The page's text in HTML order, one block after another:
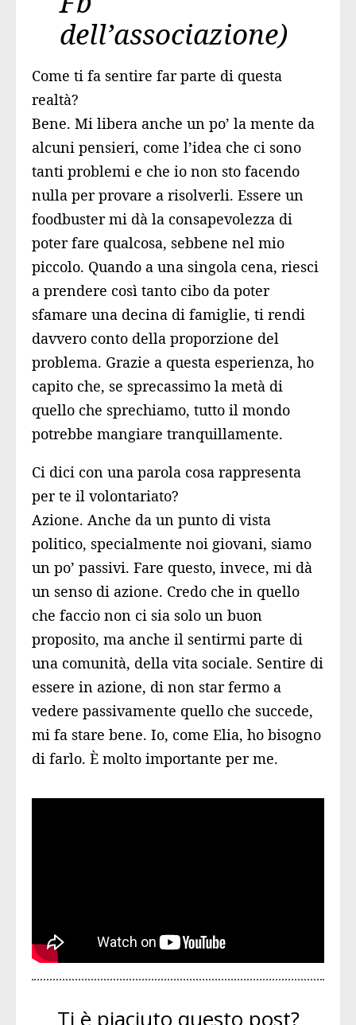
dell’associazione)
Come ti fa sentire far parte di questa
realtà?
Bene. Mi libera anche un po’ la mente da
alcuni pensieri, come l’idea che ci sono
tanti problemi e che io non sto facendo
nulla per provare a risolverli. Essere un
foodbuster mi dà la consapevolezza di
poter fare qualcosa, sebbene nel mio
piccolo. Quando a una singola cena, riesci
a prendere così tanto cibo da poter
sfamare una decina di famiglie, ti rendi
davvero conto della proporzione del
problema. Grazie a questa esperienza, ho
capito che, se sprecassimo la metà di
quello che sprechiamo, tutto il mondo
potrebbe mangiare tranquillamente.
Ci dici con una parola cosa rappresenta
per te il volontariato?
Azione. Anche da un punto di vista
politico, specialmente noi giovani, siamo
un po’ passivi. Fare questo, invece, mi dà
un senso di azione. Credo che in quello
che faccio non ci sia solo un buon
proposito, ma anche il sentirmi parte di
una comunità, della vita sociale. Sentire di
essere in azione, di non star fermo a
vedere passivamente quello che succede,
mi fa stare bene. Io, come Elia, ho bisogno
di farlo. È molto importante per me.
Ti è piaciuto questo post?